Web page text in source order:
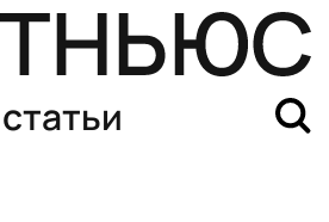
статьи